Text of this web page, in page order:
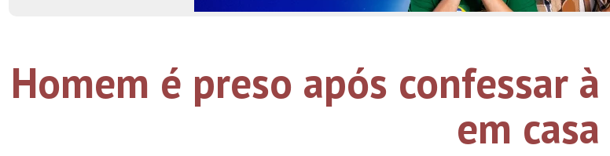
Homem é preso após confessar
em casa